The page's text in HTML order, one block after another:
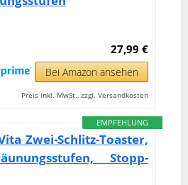
27,99 €
Bei Amazon ansehen
Preis inkl. MwSt., zzgl. Versandkosten
EMPFEHLUNG
Zwei-Schlitz-Toaster,
Stopp-